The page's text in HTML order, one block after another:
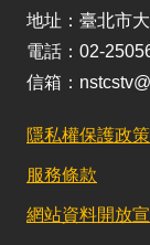
地址：臺北市
電話：02-
信箱：
隱私權保護政策
服務條款
網站資料開放